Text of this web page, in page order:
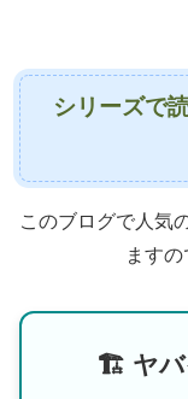
シリーズで
このブログで人気
ます
🏗 ヤバ